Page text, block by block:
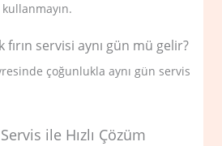
fırın servisi aynı gün mü gelir?
çoğunlukla aynı gün servis
ile Hızlı Çözüm